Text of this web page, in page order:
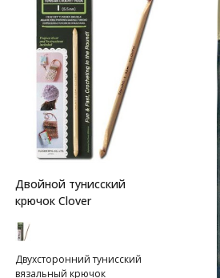
Двойной тунисский
крючок Clover
Двухсторонний тунисский
вязальный крючок